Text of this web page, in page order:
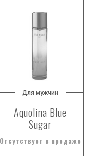
Для мужчин
Aquolina Blue
Sugar
Отсутствует в продаже